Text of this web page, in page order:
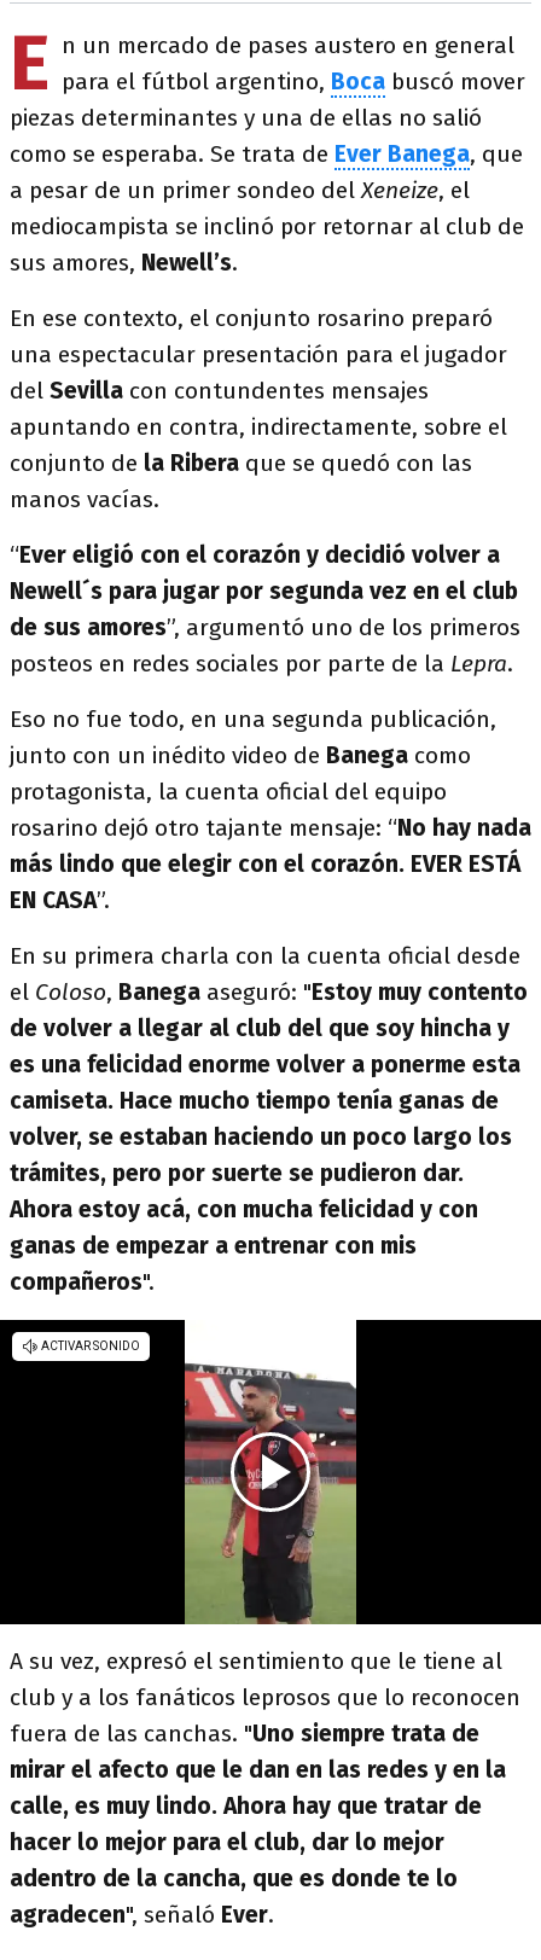
E
n un mercado de pases austero en general
para el fútbol argentino, Boca buscó mover
piezas determinantes y una de ellas no salió
como se esperaba. Se trata de Ever Banega, que
a pesar de un primer sondeo delXeneize, el
mediocampista se inclinó por retornar al club de
sus amores, Newell’s.
En ese contexto, el conjunto rosarino preparó
una espectacular presentación para el jugador
del Sevilla con contundentes mensajes
apuntando en contra, indirectamente, sobre el
conjunto de la Ribera que se quedó con las
manos vacías.
“Ever eligió con el corazón y decidió volver a
Newell´s para jugar por segunda vez en el club
de sus amores”, argumentó uno de los primeros
posteos en redes sociales por parte de la Lepra.
Eso no fue todo, en una segunda publicación,
junto con un inédito video de Banega como
protagonista, la cuenta oficial del equipo
rosarino dejó otro tajante mensaje: “No hay nada
más lindo que elegir con el corazón. EVER ESTÁ
EN CASA”.
En su primera charla con la cuenta oficial desde
el Coloso, Banega aseguró: "Estoy muy contento
de volver a llegar al club del que soy hincha y
es una felicidad enorme volver a ponerme esta
camiseta. Hace mucho tiempo tenía ganas de
volver, se estaban haciendo un poco largo los
trámites, pero por suerte se pudieron dar.
Ahora estoy acá, con mucha felicidad y con
ganas de empezar a entrenar con mis
compañeros".
A su vez, expresó el sentimiento que le tiene al
club y a los fanáticos leprosos que lo reconocen
fuera de las canchas. "Uno siempre trata de
mirar el afecto que le dan en las redes y en la
calle, es muy lindo. Ahora hay que tratar de
hacer lo mejor para el club, dar lo mejor
adentro de la cancha, que es donde te lo
agradecen", señaló Ever.